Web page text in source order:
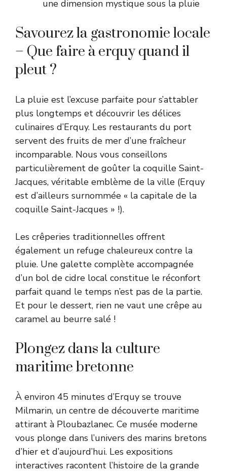
une dimension mystique sous la pluie
Savourez la gastronomie locale
– Que faire à erquy quand il
pleut ?
La pluie est l’excuse parfaite pour s’attabler
plus longtemps et découvrir les délices
culinaires d’Erquy. Les restaurants du port
servent des fruits de mer d’une fraîcheur
incomparable. Nous vous conseillons
particulièrement de goûter la coquille Saint-
Jacques, véritable emblème de la ville (Erquy
est d’ailleurs surnommée « la capitale de la
coquille Saint-Jacques » !).
Les crêperies traditionnelles offrent
également un refuge chaleureux contre la
pluie. Une galette complète accompagnée
d’un bol de cidre local constitue le réconfort
parfait quand le temps n’est pas de la partie.
Et pour le dessert, rien ne vaut une crêpe au
caramel au beurre salé !
Plongez dans la culture
maritime bretonne
À environ 45 minutes d’Erquy se trouve
Milmarin, un centre de découverte maritime
attirant à Ploubazlanec. Ce musée moderne
vous plonge dans l’univers des marins bretons
d’hier et d’aujourd’hui. Les expositions
interactives racontent l’histoire de la grande